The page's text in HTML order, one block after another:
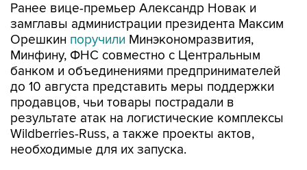
Ранее вице-премьер Александр Новак и
замглавы администрации президента Максим
Орешкин поручили Минэкономразвития,
Минфину, ФНС совместно с Центральным
банком и объединениями предпринимателей
до 10 августа представить меры поддержки
продавцов, чьи товары пострадали в
результате атак на логистические комплексы
Wildberries-Russ, а также проекты актов,
необходимые для их запуска.